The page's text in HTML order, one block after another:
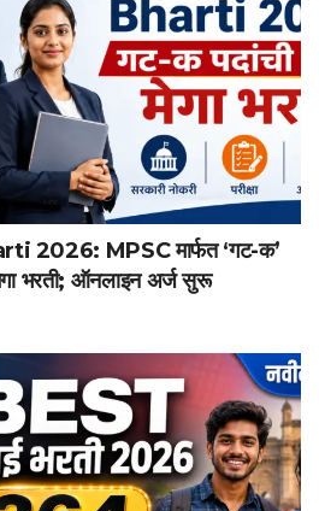
2026: MPSC मार्फत ‘गट-क’
भरती; ऑनलाइन अर्ज सुरू